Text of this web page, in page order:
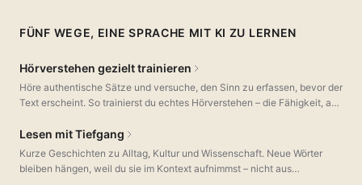
FÜNF WEGE, EINE SPRACHE MIT KI ZU LERNEN
Hörverstehen gezielt trainieren
Höre authentische Sätze und versuche, den Sinn zu erfassen, bevor der
Text erscheint. So trainierst du echtes Hörverstehen – die Fähigkeit, an
ignorieren.
Lesen mit Tiefgang
Kurze Geschichten zu Alltag, Kultur und Wissenschaft. Neue Wörter
bleiben hängen, weil du sie im Kontext aufnimmst – nicht aus